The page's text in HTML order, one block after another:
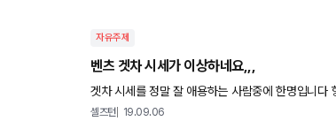
자유주제
벤츠 겟차 시세가 이상하네요,,,
겟차 시세를 정말 잘 애용하는 사람중에 한명입니
고있는데 사진과 같이 C350e 금융할인가가 8950
셀즈턴 19.09.06